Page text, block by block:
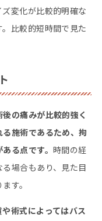
変化が比較的明確な
比較的短時間で見た
後の痛みが比較的強く
施術であるため、拘
る点です。時間の経
場合もあり、見た目
す。
術式によってはバス